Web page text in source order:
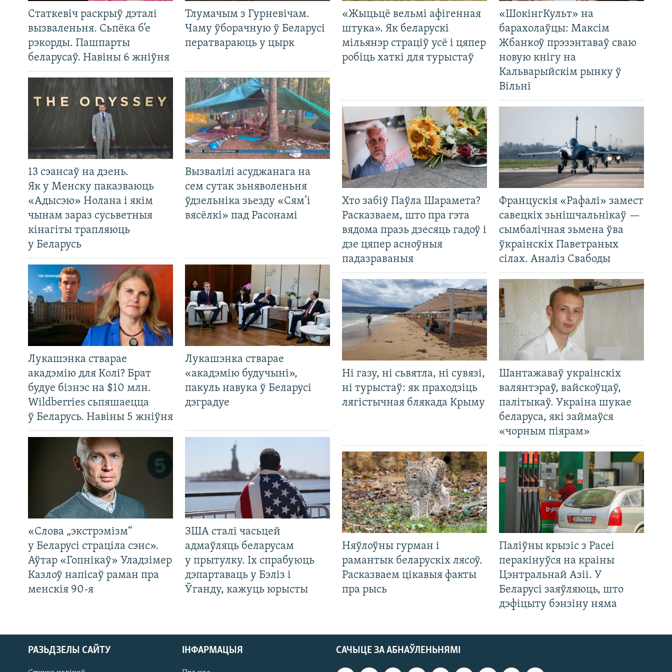
Статкевіч раскрыў дэталі
вызваленьня. Сьпёка б’е
рэкорды. Пашпарты
беларусаў. Навіны 6 жніўня
Тлумачым з Гурневічам.
Чаму ўборачную ў Беларусі
ператвараюць у цырк
13 сэансаў на дзень.
Як у Менску паказваюць
«Адысэю» Нолана і якім
чынам зараз сусьветныя
кінагіты трапляюць
у Беларусь
Вызвалілі асуджанага на
сем сутак зьняволеньня
ўдзельніка зьезду «Сям’і
вясёлкі» пад Расонамі
Лукашэнка стварае
акадэмію для Колі? Брат
будуе бізнэс на $10 млн.
Wildberries сьпяшаецца
ў Беларусь. Навіны 5 жніўня
Лукашэнка стварае
«акадэмію будучыні»,
пакуль навука ў Беларусі
дэградуе
«Слова „экстрэмізм“
у Беларусі страціла сэнс».
Аўтар «Гопнікаў» Уладзімер
Казлоў напісаў раман пра
менскія 90-я
ЗША сталі часьцей
адмаўляць беларусам
у прытулку. Іх спрабуюць
дэпартаваць у Бэліз і
Ўганду, кажуць юрысты
«Жыцьцё вельмі афігенная
штука». Як беларускі
мільянэр страціў усё і цяпер
робіць хаткі для турыстаў
«ШокінгКульт» на
барахолаўцы: Максім
Жбанкоў прэзэнтаваў сваю
новую кнігу на
Кальварыйскім рынку ў
Вільні
Хто забіў Паўла Шарамета?
Расказваем, што пра гэта
вядома празь дзесяць гадоў і
дзе цяпер асноўныя
падазраваныя
Францускія «Рафалі» замест
савецкіх зьнішчальнікаў —
сымбалічная зьмена ўва
ўкраінскіх Паветраных
сілах. Аналіз Свабоды
Ні газу, ні сьвятла, ні сувязі,
ні турыстаў: як праходзіць
лягістычная блякада Крыму
Шантажаваў украінскіх
валянтэраў, вайскоўцаў,
палітыкаў. Украіна шукае
беларуса, які займаўся
«чорным піярам»
Няўлоўны гурман і
рамантык беларускіх лясоў.
Расказваем цікавыя факты
пра рысь
Паліўны крызіс з Расеі
перакінуўся на краіны
Цэнтральнай Азіі. У
Беларусі заяўляюць, што
дэфіцыту бэнзіну няма
САЧЫЦЕ ЗА АБНАЎЛЕНЬНЯМІ
РАЗЬДЗЕЛЫ САЙТУ ІНФАРМАЦЫЯ